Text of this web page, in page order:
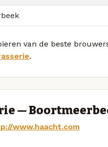
van de beste
.
—
www.haacht.com